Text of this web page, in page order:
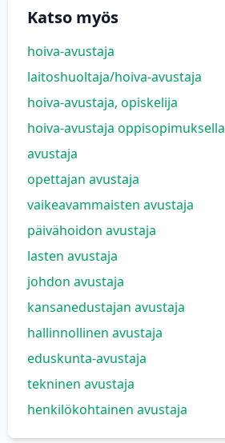
Katso myös
hoiva-avustaja
laitoshuoltaja/hoiva-avustaja
hoiva-avustaja, opiskelija
hoiva-avustaja oppisopimuksella
avustaja
opettajan avustaja
vaikeavammaisten avustaja
päivähoidon avustaja
lasten avustaja
johdon avustaja
kansanedustajan avustaja
hallinnollinen avustaja
eduskunta-avustaja
tekninen avustaja
henkilökohtainen avustaja